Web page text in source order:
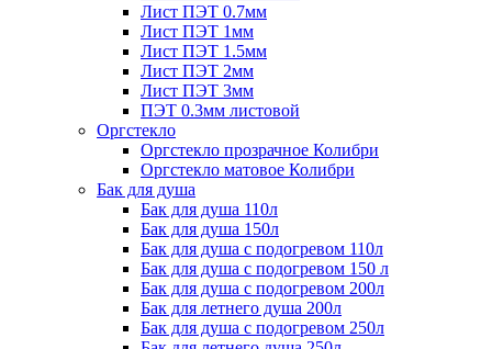
Лист ПЭТ 0.7мм
Лист ПЭТ 1мм
Лист ПЭТ 1.5мм
Лист ПЭТ 2мм
Лист ПЭТ 3мм
ПЭТ 0.3мм листовой
Оргстекло
Оргстекло прозрачное Колибри
Оргстекло матовое Колибри
Бак для душа
Бак для душа 110л
Бак для душа 150л
Бак для душа с подогревом 110л
Бак для душа с подогревом 150 л
Бак для душа с подогревом 200л
Бак для летнего душа 200л
Бак для душа с подогревом 250л